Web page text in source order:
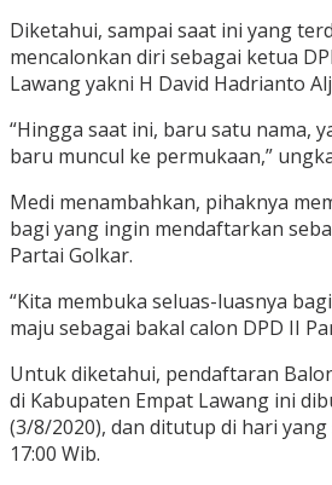
Diketahui, sampai saat ini yang
mencalonkan diri sebagai ketua
Lawang yakni H David Hadrianto
“Hingga saat ini, baru satu nama,
baru muncul ke permukaan,”
Medi menambahkan, pihaknya
bagi yang ingin mendaftarkan
Partai Golkar.
“Kita membuka seluas-luasnya
maju sebagai bakal calon DPD II
Untuk diketahui, pendaftaran
di Kabupaten Empat Lawang ini
(3/8/2020), dan ditutup di hari
17:00 Wib.